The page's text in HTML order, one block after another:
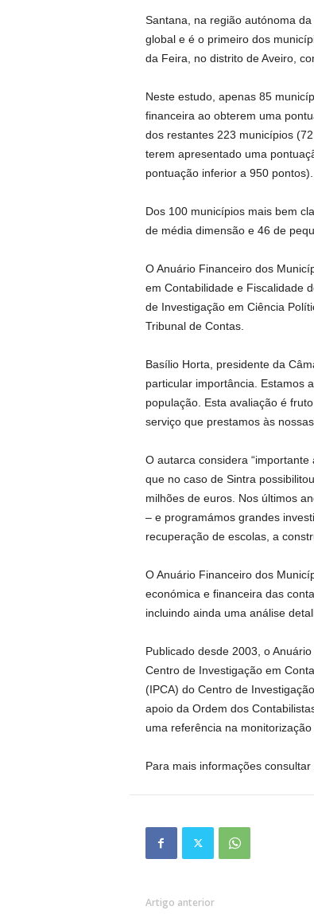
Santana, na região autónoma
global e é o primeiro dos
da Feira, no distrito de Aveiro,
Neste estudo, apenas 85
financeira ao obterem uma
dos restantes 223 municípios
terem apresentado uma
pontuação inferior a 950 pontos).
Dos 100 municípios mais bem
de média dimensão e 46 de
O Anuário Financeiro dos
em Contabilidade e Fiscalidade
de Investigação em Ciência
Tribunal de Contas.
Basílio Horta, presidente da
particular importância. Estamos
população. Esta avaliação é
serviço que prestamos às
O autarca considera
que no caso de Sintra
milhões de euros. Nos últimos
– e programámos grandes
recuperação de escolas, a
O Anuário Financeiro dos
económica e financeira das
incluindo ainda uma análise
Publicado desde 2003, o
Centro de Investigação em
(IPCA) do Centro de
apoio da Ordem dos
uma referência na
Para mais informações
Artigo anterior